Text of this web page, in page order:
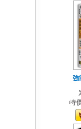
強
特